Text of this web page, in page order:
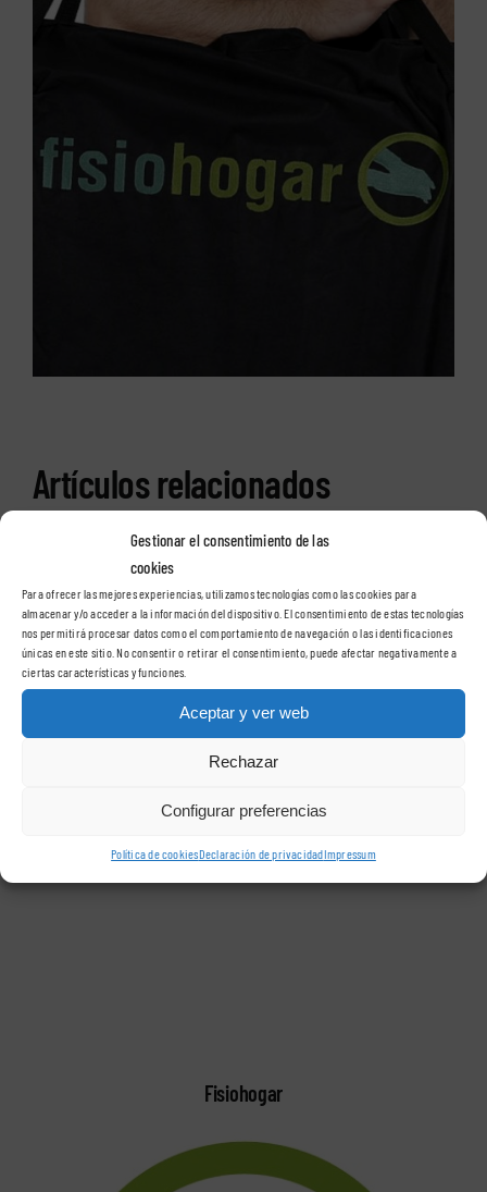
Gestionar el consentimiento de las
cookies
Para ofrecer las mejores experiencias, utilizamos tecnologías como las cookies para
almacenar y/o acceder a la información del dispositivo. El consentimiento de estas tecnologías
nos permitirá procesar datos como el comportamiento de navegación o las identificaciones
únicas en este sitio. No consentir o retirar el consentimiento, puede afectar negativamente a
ciertas características y funciones.
Aceptar y ver web
Rechazar
Configurar preferencias
Política de cookiesDeclaración de privacidadImpressum
Artículos relacionados
responde: ¿tiene
¿Qué es eso de la
punción seca?
12 diciembre, 2017
Fisiohogar